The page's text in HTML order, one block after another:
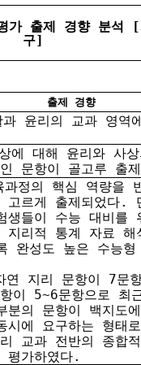
가 출제 경향 분석 [
구]
출제 경향
윤리의 교과 영역
에 대해 윤리와 사
문항이 골고루 출
정의 핵심 역량을
고르게 출제되었다.
생들이 수능 대비를
지리적 통계 자료 해
완성도 높은 수능형
지리 문항이 7문
이 5~6문항으로 최
분의 문항이 백지도
시에 요구하는 형태
교과 전반의 종합
가하였다.